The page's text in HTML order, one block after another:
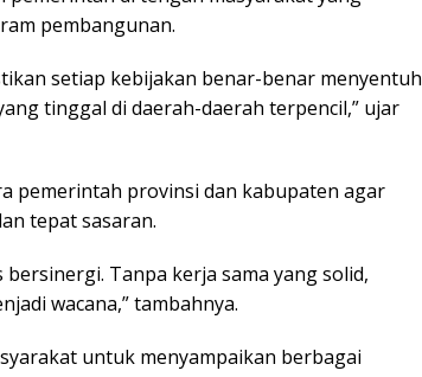
pembangunan.
setiap kebijakan benar-benar menyentuh
tinggal di daerah-daerah terpencil,” ujar
pemerintah provinsi dan kabupaten agar
tepat sasaran.
Tanpa kerja sama yang solid,
wacana,” tambahnya.
untuk menyampaikan berbagai